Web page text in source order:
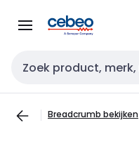
naar
naar
Zoekveld invoer
Breadcrumb bekijken